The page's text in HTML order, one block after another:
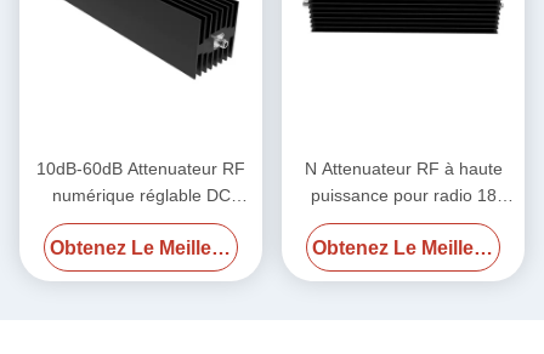
10dB-60dB Attenuateur RF
numérique réglable DC
18GHz 600W N Femme N
Femme
Obtenez Le Meilleur Prix
N Attenuateur RF à haute
puissance pour radio 18
GHz 500w
Obtenez Le Meilleur Prix